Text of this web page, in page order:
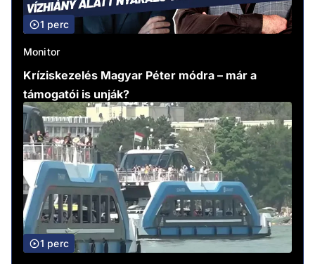
1 perc
Monitor
Kríziskezelés Magyar Péter módra – már a
támogatói is unják?
1 perc